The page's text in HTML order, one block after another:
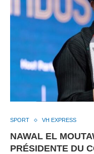
SPORT VH EXPRESS
NAWAL EL
PRÉSIDENTE DU